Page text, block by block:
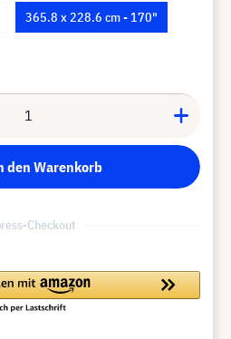
365.8 x 228.6 cm - 170"
den Warenkorb
Checkout